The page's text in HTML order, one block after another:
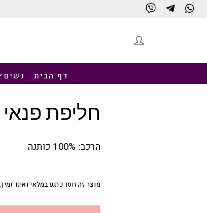
דף הבית נשים
חנות
חליפת
הרכב: 100% כותנה
מוצר זה חסר כרגע במלאי ואינו זמין.